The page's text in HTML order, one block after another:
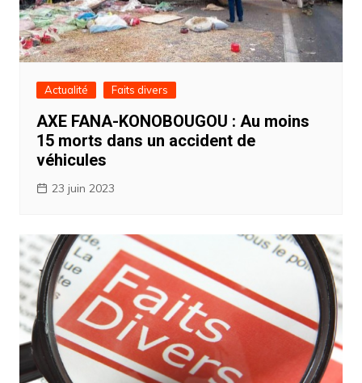
Actualité Faits divers
AXE FANA-KONOBOUGOU : Au moins
15 morts dans un accident de
véhicules
23 juin 2023